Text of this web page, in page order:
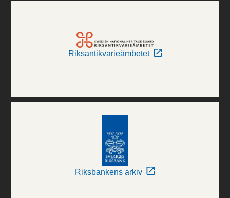
Riksantikvarieämbetet
Riksbankens arkiv